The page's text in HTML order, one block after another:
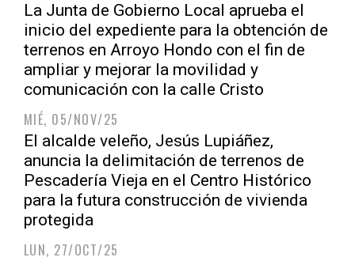
La Junta de Gobierno Local aprueba el
inicio del expediente para la obtención de
terrenos en Arroyo Hondo con el fin de
ampliar y mejorar la movilidad y
comunicación con la calle Cristo
MIÉ, 05/NOV/25
El alcalde veleño, Jesús Lupiáñez,
anuncia la delimitación de terrenos de
Pescadería Vieja en el Centro Histórico
para la futura construcción de vivienda
protegida
LUN, 27/OCT/25